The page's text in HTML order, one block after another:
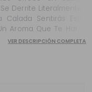
Derrite Literalmente
Calada Sentirás Esa
Aroma Que Te Hará
VER DESCRIPCIÓN COMPLETA